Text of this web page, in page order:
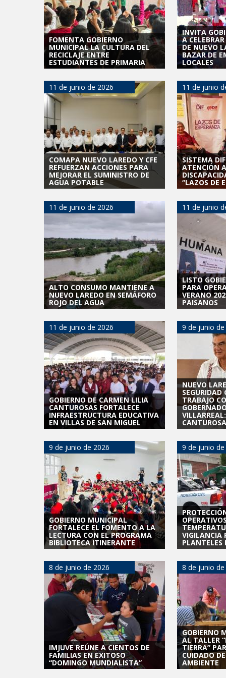
FOMENTA GOBIERNO
MUNICIPAL LA CULTURA DEL
RECICLAJE ENTRE
ESTUDIANTES DE PRIMARIA
INVITA
A
DE NUEVO
BAZAR DE
LOCALES
11 de junio de 2026
COMAPA NUEVO LAREDO Y CFE
REFUERZAN ACCIONES PARA
MEJORAR EL SUMINISTRO DE
AGUA POTABLE
11 de junio
SISTEMA
ATENCIÓN
“LAZOS DE
11 de junio de 2026
ALTO CONSUMO MANTIENE A
NUEVO LAREDO EN SEMÁFORO
ROJO DEL AGUA
11 de junio
LISTO
PARA
VERANO
PAISANOS
11 de junio de 2026
GOBIERNO DE CARMEN LILIA
CANTUROSAS FORTALECE
INFRAESTRUCTURA EDUCATIVA
EN VILLAS DE SAN MIGUEL
9 de junio de
NUEVO
SEGURIDAD
TRABAJO
9 de junio de 2026
GOBIERNO MUNICIPAL
FORTALECE EL FOMENTO A LA
LECTURA CON EL PROGRAMA
BIBLIOTECA ITINERANTE
9 de junio de
VIGILANCIA
PLANTELES
8 de junio de 2026
IMJUVE REÚNE A CIENTOS DE
FAMILIAS EN EXITOSO
“DOMINGO MUNDIALISTA”
8 de junio de
GOBIERNO
AL TALLER
TIERRA”
CUIDADO
AMBIENTE